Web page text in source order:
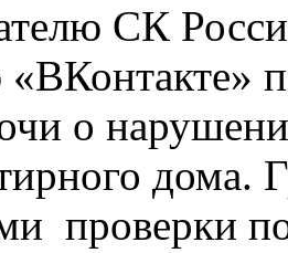
СК
о
дома.
проверки